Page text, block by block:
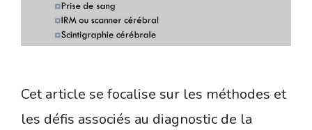
Cet article se focalise sur les méthodes et
les défis associés au diagnostic de la